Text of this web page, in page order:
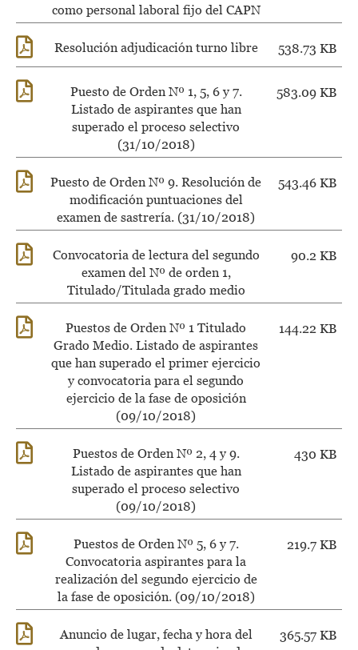
como personal laboral fijo del CAPN
Resolución adjudicación turno libre 538.73 KB
Puesto de Orden Nº 1, 5, 6 y 7.
Listado de aspirantes que han
superado el proceso selectivo
(31/10/2018)
583.09 KB
Puesto de Orden Nº 9. Resolución de
modificación puntuaciones del
examen de sastrería. (31/10/2018)
543.46 KB
Convocatoria de lectura del segundo
examen del Nº de orden 1,
Titulado/Titulada grado medio
90.2 KB
Puestos de Orden Nº 1 Titulado
Grado Medio. Listado de aspirantes
que han superado el primer ejercicio
y convocatoria para el segundo
ejercicio de la fase de oposición
(09/10/2018)
144.22 KB
Puestos de Orden Nº 2, 4 y 9.
Listado de aspirantes que han
superado el proceso selectivo
(09/10/2018)
430 KB
Puestos de Orden Nº 5, 6 y 7.
Convocatoria aspirantes para la
realización del segundo ejercicio de
la fase de oposición. (09/10/2018)
219.7 KB
Anuncio de lugar, fecha y hora del
365.57 KB